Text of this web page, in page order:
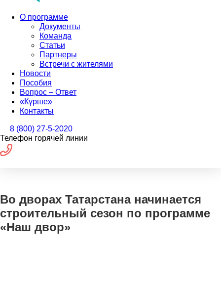
О программе
Документы
Команда
Статьи
Партнеры
Встречи с жителями
Новости
Пособия
Вопрос – Ответ
«Күрше»
Контакты
8 (800) 27-5-2020
Телефон горячей линии
Во дворах Татарстана начинается
строительный сезон по программе
«Наш двор»